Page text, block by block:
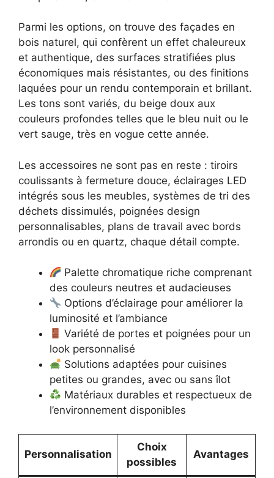
Parmi les options, on trouve des façades en
bois naturel, qui confèrent un effet chaleureux
et authentique, des surfaces stratifiées plus
économiques mais résistantes, ou des finitions
laquées pour un rendu contemporain et brillant.
Les tons sont variés, du beige doux aux
couleurs profondes telles que le bleu nuit ou le
vert sauge, très en vogue cette année.
Les accessoires ne sont pas en reste : tiroirs
coulissants à fermeture douce, éclairages LED
intégrés sous les meubles, systèmes de tri des
déchets dissimulés, poignées design
personnalisables, plans de travail avec bords
arrondis ou en quartz, chaque détail compte.
Palette chromatique riche comprenant
des couleurs neutres et audacieuses
Options d’éclairage pour améliorer la
luminosité et l’ambiance
Variété de portes et poignées pour un
look personnalisé
Solutions adaptées pour cuisines
petites ou grandes, avec ou sans îlot
Matériaux durables et respectueux de
l’environnement disponibles
Personnalisation
Choix
possibles
Avantages